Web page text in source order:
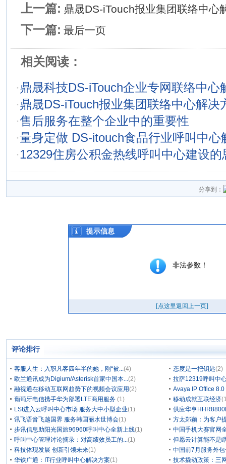
上一篇: 鼎晟DS-iTouch报业集团联络中心
下一篇: 最后一页
相关阅读：
·鼎晟科技DS-iTouch企业专网联络中心
·鼎晟DS-iTouch报业集团联络中心解决
·售后服务在整个企业中的重要性
·量身定做 DS-itouch食品行业呼叫中心
·12329住房公积金热线呼叫中心建设的
分享到：
评论排行
客服人生：入职凡客四年半的她，刚“被...(4) 态度是一把钥匙(2)
欧兰通讯成为Digium/Asterisk首家中国本...(2)
拉萨12319呼叫中
融视通在移动互联网趋势下的视频会议应用(2)
Avaya IP Office 8.0
葡萄牙电信携手华为部署LTE商用服务 (1) 移动成就互联经济
LSI进入云呼叫中心市场 服务大中小型企业(1)
供应华亨
讯飞语音飞越国界 服务韩国丽水世博会(1)
方太郑颖：为客户
步讯信息助阳光国旅96960呼叫中心全新上线(1)
中国手机大赛官网
呼叫中心管理讨论摘录：对高绩效员工的...(1)
但愿云计算能不是
科技体现发展 创新引领未来(1)
中国前7月服务外
华铁广通：IT行业呼叫中心解决方案(1) 技术撬动政策：三